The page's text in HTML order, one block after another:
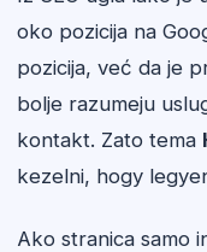
oko pozicija na
pozicija, već da je
bolje razumeju
kontakt. Zato tema
kezelni, hogy
Ako stranica samo